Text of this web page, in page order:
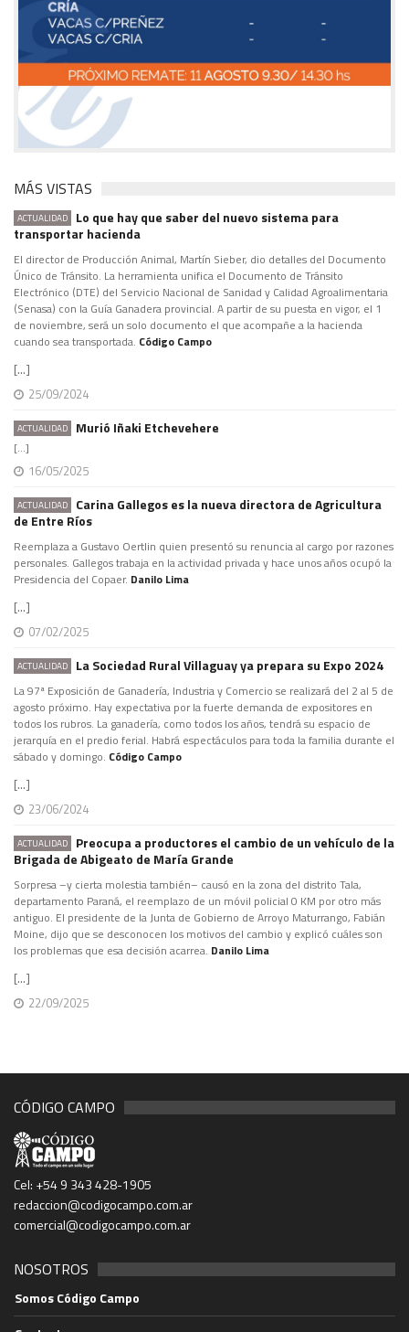
MÁS VISTAS
ACTUALIDAD
Lo que hay que saber del nuevo sistema para
transportar hacienda
El director de Producción Animal, Martín Sieber, dio detalles del Documento
Único de Tránsito. La herramienta unifica el Documento de Tránsito
Electrónico (DTE) del Servicio Nacional de Sanidad y Calidad Agroalimentaria
(Senasa) con la Guía Ganadera provincial. A partir de su puesta en vigor, el 1
de noviembre, será un solo documento el que acompañe a la hacienda
cuando sea transportada. Código Campo
[...]
25/09/2024
ACTUALIDAD Murió Iñaki Etchevehere
[...]
16/05/2025
ACTUALIDAD
Carina Gallegos es la nueva directora de Agricultura
de Entre Ríos
Reemplaza a Gustavo Oertlin quien presentó su renuncia al cargo por razones
personales. Gallegos trabaja en la actividad privada y hace unos años ocupó la
Presidencia del Copaer. Danilo Lima
[...]
07/02/2025
ACTUALIDAD La Sociedad Rural Villaguay ya prepara su Expo 2024
La 97ª Exposición de Ganadería, Industria y Comercio se realizará del 2 al 5 de
agosto próximo. Hay expectativa por la fuerte demanda de expositores en
todos los rubros. La ganadería, como todos los años, tendrá su espacio de
jerarquía en el predio ferial. Habrá espectáculos para toda la familia durante el
sábado y domingo. Código Campo
[...]
23/06/2024
ACTUALIDAD
Preocupa a productores el cambio de un vehículo de la
Brigada de Abigeato de María Grande
Sorpresa –y cierta molestia también– causó en la zona del distrito Tala,
departamento Paraná, el reemplazo de un móvil policial 0 KM por otro más
antiguo. El presidente de la Junta de Gobierno de Arroyo Maturrango, Fabián
Moine, dijo que se desconocen los motivos del cambio y explicó cuáles son
los problemas que esa decisión acarrea. Danilo Lima
[...]
22/09/2025
CÓDIGO CAMPO
Cel: +54 9 343 428-1905
redaccion@codigocampo.com.ar
comercial@codigocampo.com.ar
NOSOTROS
Somos Código Campo